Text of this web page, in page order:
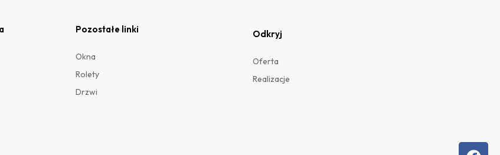
Pozostałe linki
Okna
Rolety
Drzwi
Odkryj
Oferta
Realizacje